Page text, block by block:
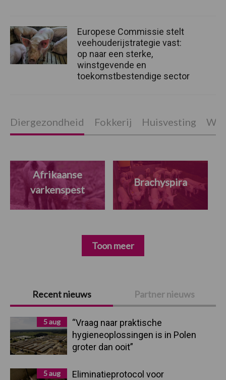
Primaire
Sidebar
Recent nieuws Partner nieuws
5 aug
“Vraag naar praktische
hygieneoplossingen is in Polen
groter dan ooit”
5 aug
Eliminatieprotocol voor
Europese Commissie stelt
veehouderijstrategie vast:
op naar een sterke,
winstgevende en
toekomstbestendige sector
Diergezondheid Fokkerij Huisvesting
Afrikaanse
varkenspest
Brachyspira
Toon meer